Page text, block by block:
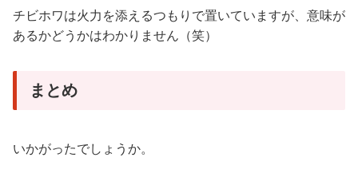
チビホワは火力を添えるつもりで置いていますが、意味が
あるかどうかはわかりません（笑）
まとめ
いかがったでしょうか。